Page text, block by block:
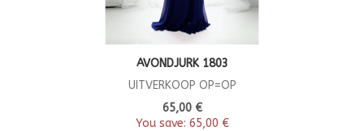
AVONDJURK 1803
UITVERKOOP OP=OP
65,00 €
You save: 65,00 €